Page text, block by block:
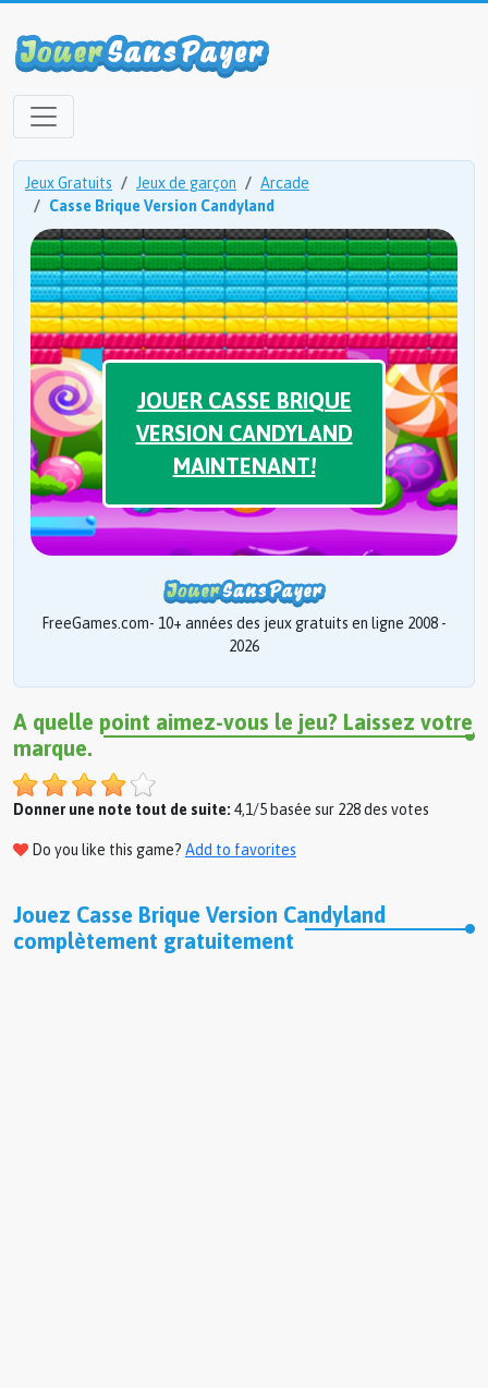
Jeux Gratuits Jeux de garçon
Arcade
Casse Brique Version Candyland
JOUER CASSE BRIQUE
VERSION CANDYLAND
MAINTENANT!
FreeGames.com- 10+ années des jeux gratuits en ligne 2008 -
2026
A quelle point aimez-vous le jeu? Laissez votre
marque.
Donner une note tout de suite: 4,1/5 basée sur 228 des votes
Do you like this game? Add to favorites
Jouez Casse Brique Version Candyland
complètement gratuitement